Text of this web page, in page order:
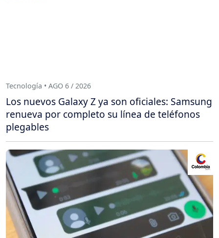
Tecnología • AGO 6 / 2026
Los nuevos Galaxy Z ya son oficiales: Samsung
renueva por completo su línea de teléfonos
plegables